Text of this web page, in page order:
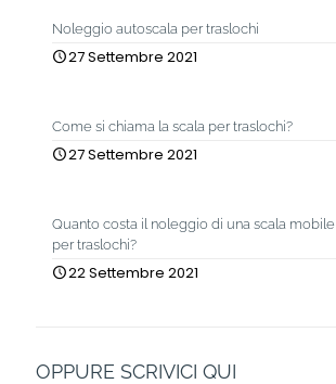
Noleggio autoscala per traslochi
27 Settembre 2021
Come si chiama la scala per traslochi?
27 Settembre 2021
Quanto costa il noleggio di una scala mobile
per traslochi?
22 Settembre 2021
OPPURE SCRIVICI QUI